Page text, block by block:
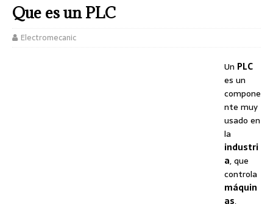
Que es un PLC
Electromecanic
Un PLC
es un
compone
nte muy
usado en
la
industri
a, que
controla
máquin
as,